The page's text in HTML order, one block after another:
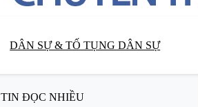
DÂN SỰ & TỐ TỤNG DÂN SỰ
TIN ĐỌC NHIỀU